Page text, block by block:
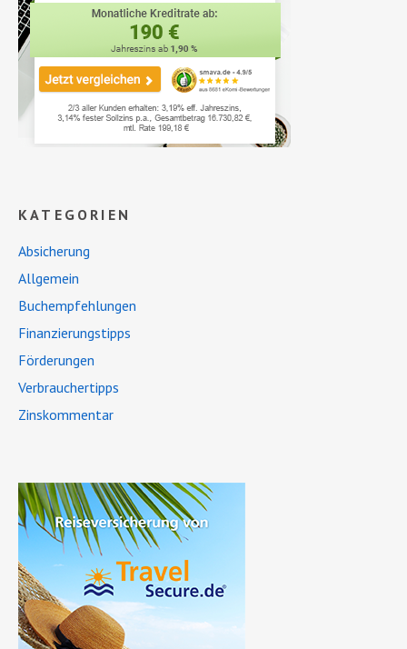
KATEGORIEN
Absicherung
Allgemein
Buchempfehlungen
Finanzierungstipps
Förderungen
Verbrauchertipps
Zinskommentar